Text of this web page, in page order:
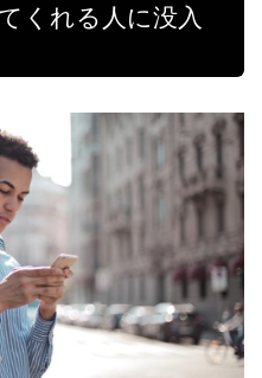
くれる人に没入